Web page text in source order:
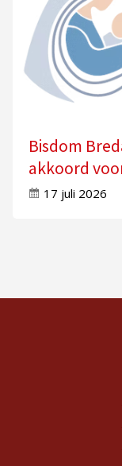
Bisdom
akkoord
zes kerken
17 juli 2026